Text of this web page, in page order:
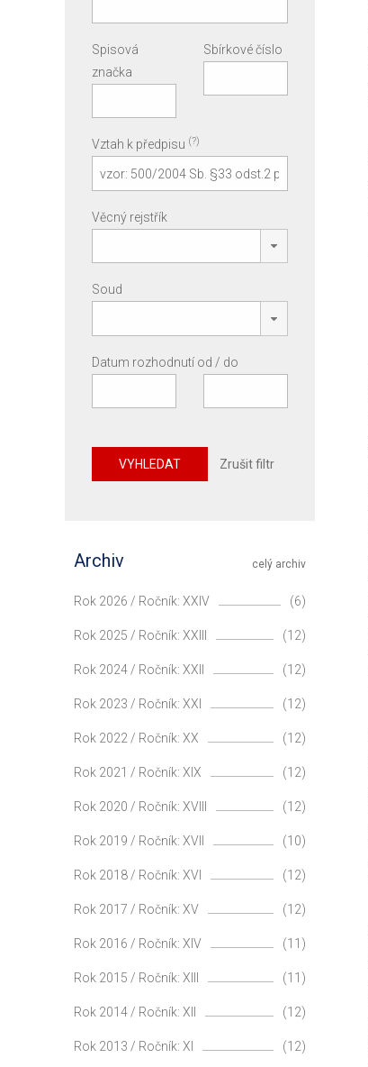
Spisová
značka
Sbírkové číslo
Vztah k předpisu (?)
Věcný rejstřík
Soud
Datum rozhodnutí od / do
VYHLEDAT Zrušit filtr
celý archiv
Archiv
Rok 2026 / Ročník: XXIV (6)
Rok 2025 / Ročník: XXIII (12)
Rok 2024 / Ročník: XXII (12)
Rok 2023 / Ročník: XXI (12)
Rok 2022 / Ročník: XX (12)
Rok 2021 / Ročník: XIX (12)
Rok 2020 / Ročník: XVIII (12)
Rok 2019 / Ročník: XVII (10)
Rok 2018 / Ročník: XVI (12)
Rok 2017 / Ročník: XV (12)
Rok 2016 / Ročník: XIV (11)
Rok 2015 / Ročník: XIII (11)
Rok 2014 / Ročník: XII (12)
Rok 2013 / Ročník: XI (12)